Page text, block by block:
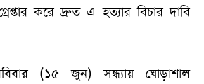
করে দ্রুত এ হত্যার বিচার দাবি
(১৫ জুন) সন্ধ্যায় ঘোড়াশাল